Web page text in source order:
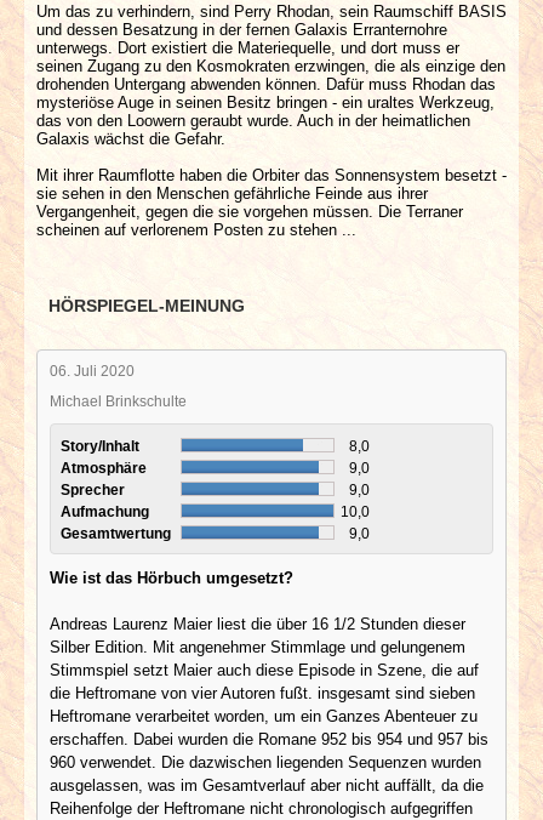
Um das zu verhindern, sind Perry Rhodan, sein Raumschiff BASIS
und dessen Besatzung in der fernen Galaxis Erranternohre
unterwegs. Dort existiert die Materiequelle, und dort muss er
seinen Zugang zu den Kosmokraten erzwingen, die als einzige den
drohenden Untergang abwenden können. Dafür muss Rhodan das
mysteriöse Auge in seinen Besitz bringen - ein uraltes Werkzeug,
das von den Loowern geraubt wurde. Auch in der heimatlichen
Galaxis wächst die Gefahr.
Mit ihrer Raumflotte haben die Orbiter das Sonnensystem besetzt -
sie sehen in den Menschen gefährliche Feinde aus ihrer
Vergangenheit, gegen die sie vorgehen müssen. Die Terraner
scheinen auf verlorenem Posten zu stehen ...
HÖRSPIEGEL-MEINUNG
06. Juli 2020
Michael Brinkschulte
Story/Inhalt
8,0
Atmosphäre
9,0
Sprecher
9,0
Aufmachung
10,0
Gesamtwertung
9,0
Wie ist das Hörbuch umgesetzt?
Andreas Laurenz Maier liest die über 16 1/2 Stunden dieser
Silber Edition. Mit angenehmer Stimmlage und gelungenem
Stimmspiel setzt Maier auch diese Episode in Szene, die auf
die Heftromane von vier Autoren fußt. insgesamt sind sieben
Heftromane verarbeitet worden, um ein Ganzes Abenteuer zu
erschaffen. Dabei wurden die Romane 952 bis 954 und 957 bis
960 verwendet. Die dazwischen liegenden Sequenzen wurden
ausgelassen, was im Gesamtverlauf aber nicht auffällt, da die
Reihenfolge der Heftromane nicht chronologisch aufgegriffen